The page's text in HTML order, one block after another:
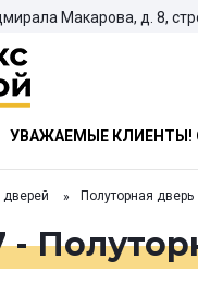
Макарова, д. 8,
УВАЖАЕМЫЕ КЛИЕНТЫ!
дверей Полуторная дверь
-